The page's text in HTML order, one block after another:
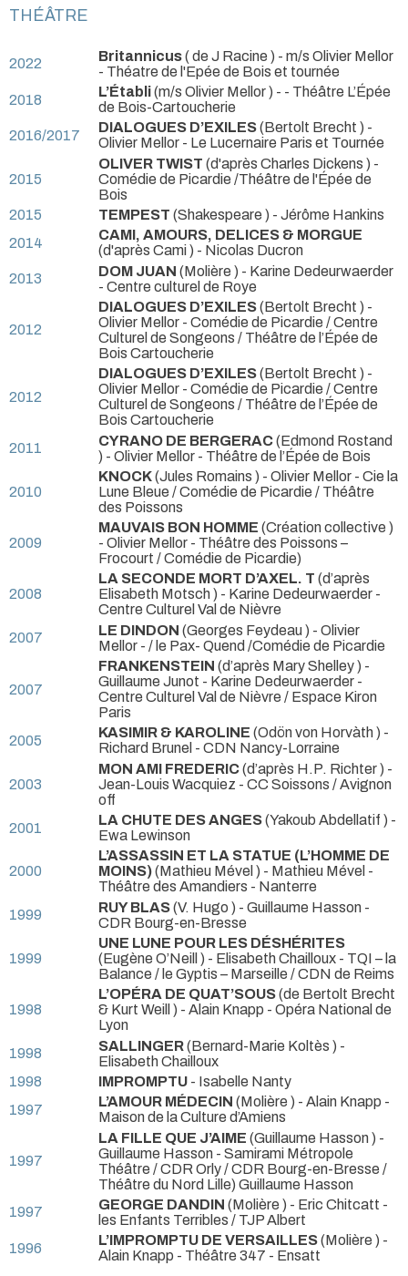
THÉÂTRE
2022 Britannicus( de J Racine ) - m/s Olivier Mellor
- Théatre de l'Epée de Bois et tournée
2018
L’Établi(m/s Olivier Mellor ) - - Théâtre L’Épée
de Bois-Cartoucherie
2016/2017
DIALOGUES D’EXILES(Bertolt Brecht ) -
Olivier Mellor - Le Lucernaire Paris et Tournée
2015
OLIVER TWIST (d'après Charles Dickens ) -
Comédie de Picardie /Théâtre de l'Épée de
Bois
2015
TEMPEST (Shakespeare ) - Jérôme Hankins
2014
CAMI, AMOURS, DELICES & MORGUE
(d'après Cami ) - Nicolas Ducron
2013
DOM JUAN (Molière ) - Karine Dedeurwaerder
- Centre culturel de Roye
2012
DIALOGUES D’EXILES(Bertolt Brecht ) -
Olivier Mellor - Comédie de Picardie / Centre
Culturel de Songeons / Théâtre de l’Épée de
Bois Cartoucherie
2012
DIALOGUES D’EXILES(Bertolt Brecht ) -
Olivier Mellor - Comédie de Picardie / Centre
Culturel de Songeons / Théâtre de l’Épée de
Bois Cartoucherie
2011
CYRANO DE BERGERAC(Edmond Rostand
) - Olivier Mellor - Théâtre de l’Épée de Bois
2010
KNOCK(Jules Romains ) - Olivier Mellor - Cie la
Lune Bleue / Comédie de Picardie / Théâtre
des Poissons
2009
MAUVAIS BON HOMME (Création collective )
- Olivier Mellor - Théâtre des Poissons –
Frocourt / Comédie de Picardie)
2008
LA SECONDE MORT D’AXEL. T (d’après
Elisabeth Motsch ) - Karine Dedeurwaerder -
Centre Culturel Val de Nièvre
2007
LE DINDON (Georges Feydeau ) - Olivier
Mellor - / le Pax- Quend /Comédie de Picardie
2007
FRANKENSTEIN (d’après Mary Shelley ) -
Guillaume Junot - Karine Dedeurwaerder -
Centre Culturel Val de Nièvre / Espace Kiron
Paris
2005
KASIMIR & KAROLINE (Odön von Horvàth ) -
Richard Brunel - CDN Nancy-Lorraine
2003
MON AMI FREDERIC(d’après H.P. Richter ) -
Jean-Louis Wacquiez - CC Soissons / Avignon
off
2001
LA CHUTE DES ANGES(Yakoub Abdellatif ) -
Ewa Lewinson
2000
L’ASSASSIN ET LA STATUE (L’HOMME DE
MOINS)(Mathieu Mével ) - Mathieu Mével -
Théâtre des Amandiers - Nanterre
1999
RUY BLAS(V. Hugo ) - Guillaume Hasson -
CDR Bourg-en-Bresse
1999
UNE LUNE POUR LES DÉSHÉRITES
(Eugène O’Neill ) - Elisabeth Chailloux - TQI – la
Balance / le Gyptis – Marseille / CDN de Reims
1998
L’OPÉRA DE QUAT’SOUS(de Bertolt Brecht
& Kurt Weill ) - Alain Knapp - Opéra National de
Lyon
1998
SALLINGER(Bernard-Marie Koltès ) -
Elisabeth Chailloux
1998
IMPROMPTU - Isabelle Nanty
1997
L’AMOUR MÉDECIN (Molière ) - Alain Knapp -
Maison de la Culture d’Amiens
1997
LA FILLE QUE J’AIME (Guillaume Hasson ) -
Guillaume Hasson - Samirami Métropole
Théâtre / CDR Orly / CDR Bourg-en-Bresse /
Théâtre du Nord Lille) Guillaume Hasson
1997
GEORGE DANDIN (Molière ) - Eric Chitcatt -
les Enfants Terribles / TJP Albert
1996
L’IMPROMPTU DE VERSAILLES(Molière ) -
Alain Knapp - Théâtre 347 - Ensatt